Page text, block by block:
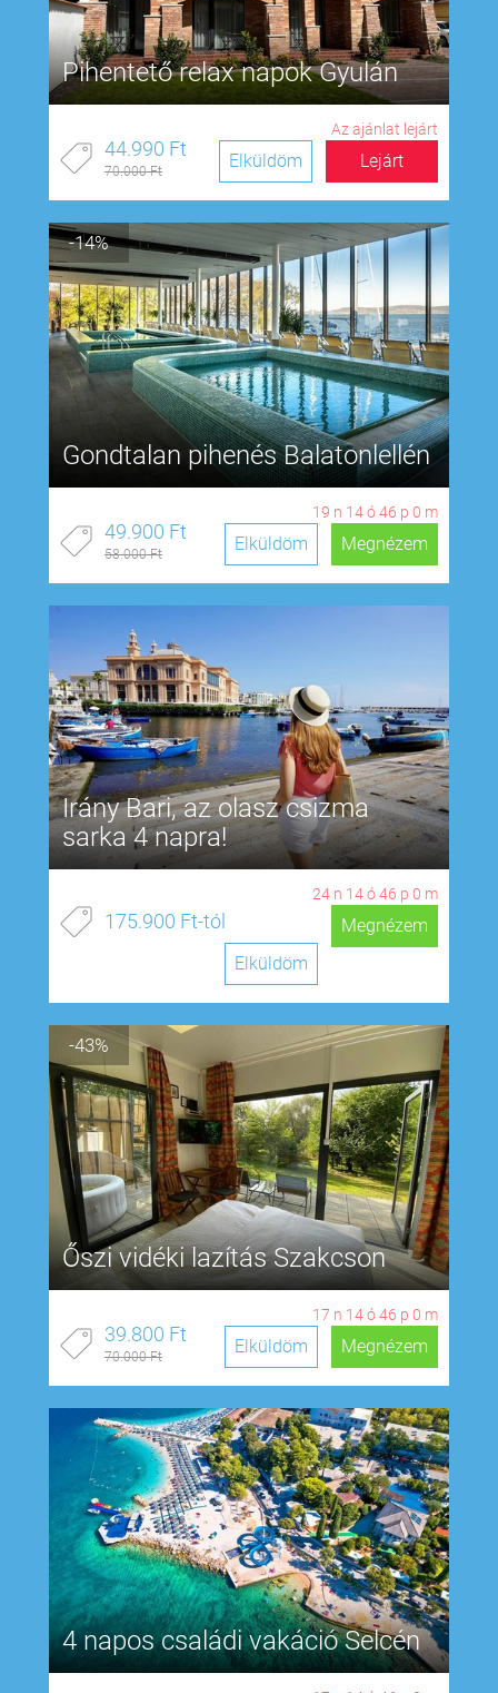
Pihentető relax napok Gyulán
Az ajánlat lejárt
44.990 Ft
70.000 Ft Lejárt
Elküldöm
-14%
Gondtalan pihenés Balatonlellén
19n 14ó45p 59 m
49.900 Ft
58.000 Ft Megnézem
Elküldöm
Irány Bari, az olasz csizma
sarka 4 napra!
24n 14ó45p 59 m
175.900 Ft-tól
Megnézem
Elküldöm
-43%
Őszi vidéki lazítás Szakcson
17n 14ó45p 59 m
39.800 Ft
70.000 Ft Megnézem
Elküldöm
4 napos családi vakáció Selcén